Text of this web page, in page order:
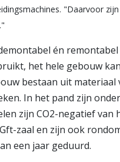
"Daarvoor
én
het hele gebouw
bestaan uit materiaal
In het pand zijn
zijn CO2-negatief van
zaal en zijn ook
een jaar geduurd.